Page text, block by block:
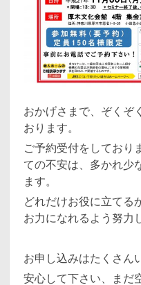
おかげさまで、ぞくぞ
おります。
ご予約受付をしており
ての不安は、多かれ少
ます。
どれだけお役に立てる
お力になれるよう努力
お申し込みはたくさん
安心して下さい、まだ